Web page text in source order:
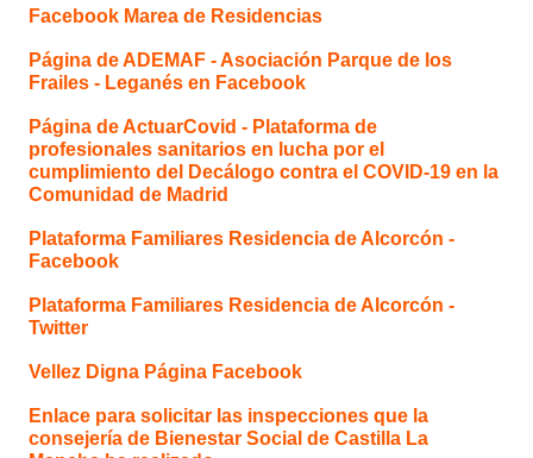
Facebook Marea de Residencias
Página de ADEMAF - Asociación Parque de los
Frailes - Leganés en Facebook
Página de ActuarCovid - Plataforma de
profesionales sanitarios en lucha por el
cumplimiento del Decálogo contra el COVID-19 en la
Comunidad de Madrid
Plataforma Familiares Residencia de Alcorcón -
Facebook
Plataforma Familiares Residencia de Alcorcón -
Twitter
Vellez Digna Página Facebook
Enlace para solicitar las inspecciones que la
consejería de Bienestar Social de Castilla La